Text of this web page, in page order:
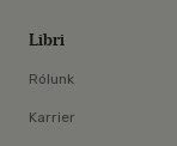
Libri
Rólunk
Karrier